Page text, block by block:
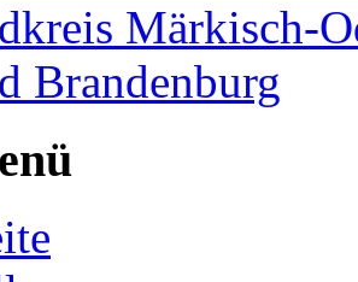
Märkisch-
Brandenburg